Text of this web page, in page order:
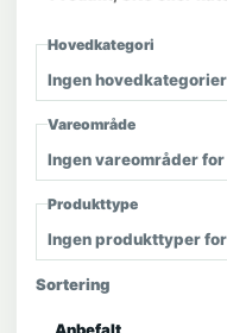
Hovedkategori
Ingen
Vareområde
Ingen vareområder
Produkttype
Ingen produkttyper
Sortering